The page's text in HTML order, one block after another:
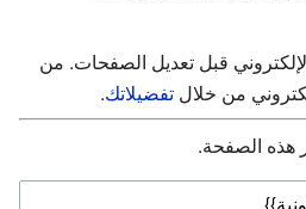
قبل تعديل الصفحات. من
من خلال تفضيلاتك.
هذه الصفحة.